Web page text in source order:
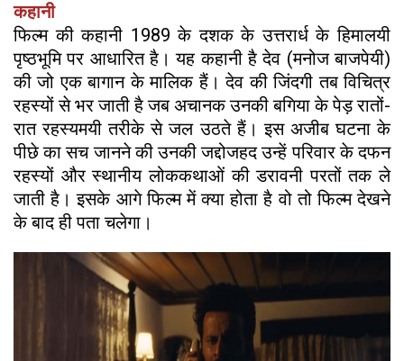
कहानी
फिल्म की कहानी 1989 के दशक के उत्तरार्ध के हिमालयी
पृष्ठभूमि पर आधारित है। यह कहानी है देव (मनोज बाजपेयी)
की जो एक बागान के मालिक हैं। देव की जिंदगी तब विचित्र
रहस्यों से भर जाती है जब अचानक उनकी बगिया के पेड़ रातों-
रात रहस्यमयी तरीके से जल उठते हैं। इस अजीब घटना के
पीछे का सच जानने की उनकी जद्दोजहद उन्हें परिवार के दफन
रहस्यों और स्थानीय लोककथाओं की डरावनी परतों तक ले
जाती है। इसके आगे फिल्म में क्या होता है वो तो फिल्म देखने
के बाद ही पता चलेगा।